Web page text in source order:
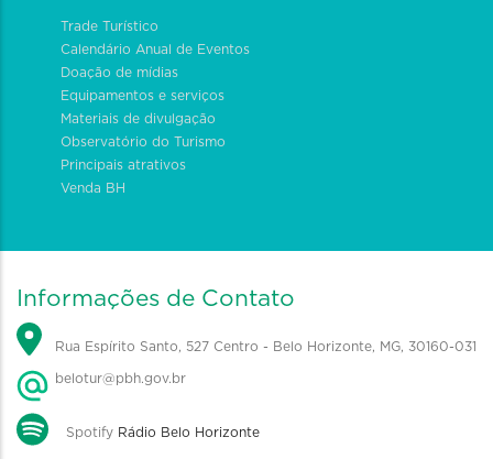
Trade Turístico
Calendário Anual de Eventos
Doação de mídias
Equipamentos e serviços
Materiais de divulgação
Observatório do Turismo
Principais atrativos
Venda BH
Informações de Contato
Rua Espírito Santo, 527 Centro - Belo Horizonte, MG, 30160-031
belotur@pbh.gov.br
Spotify Rádio Belo Horizonte